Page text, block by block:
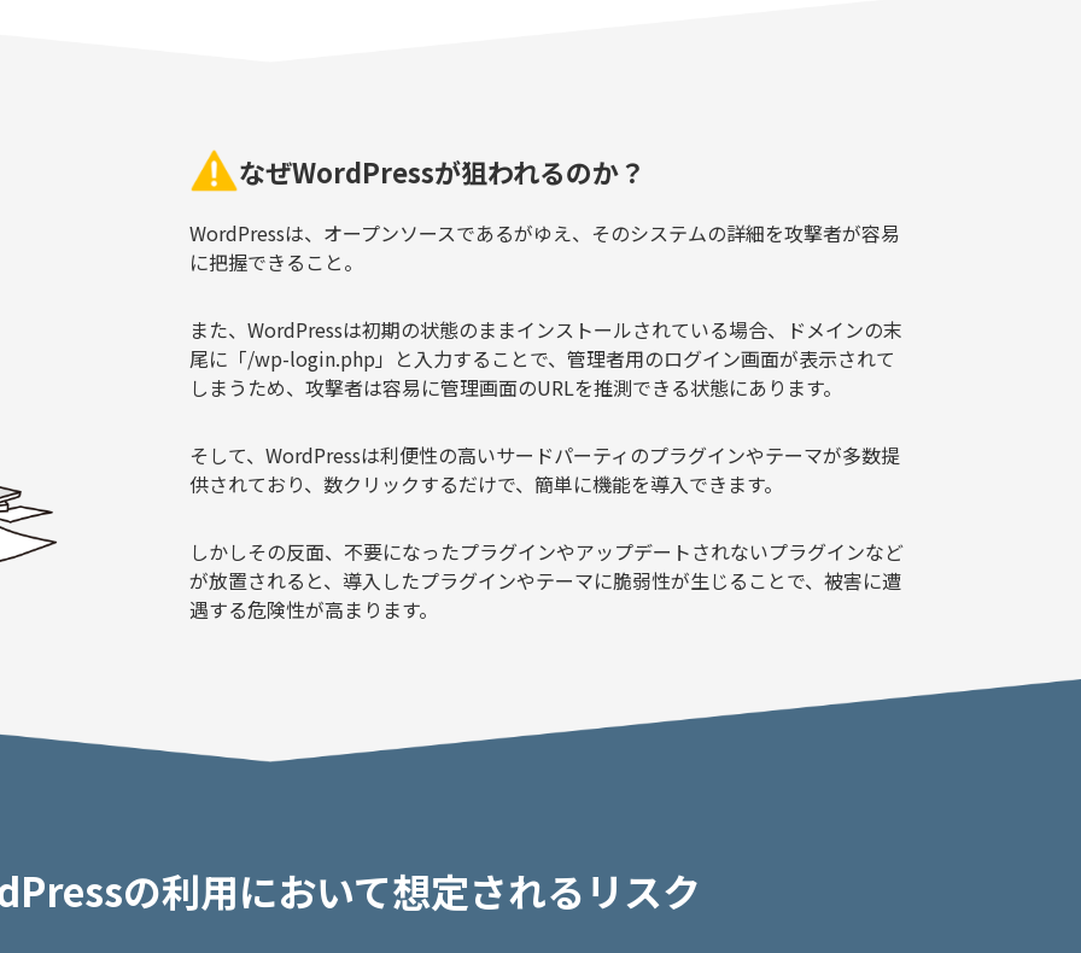
なぜWordPressが狙われるのか？
WordPressは、オープンソースであるがゆえ、そのシステムの詳細を攻撃者が容易
に把握できること。
また、WordPressは初期の状態のままインストールされている場合、ドメインの末
尾に「/wp-login.php」と入力することで、管理者用のログイン画面が表示されて
しまうため、攻撃者は容易に管理画面のURLを推測できる状態にあります。
そして、WordPressは利便性の高いサードパーティのプラグインやテーマが多数提
供されており、数クリックするだけで、簡単に機能を導入できます。
しかしその反面、不要になったプラグインやアップデートされないプラグインなど
が放置されると、導入したプラグインやテーマに脆弱性が生じることで、被害に遭
遇する危険性が高まります。
の利用において想定されるリスク